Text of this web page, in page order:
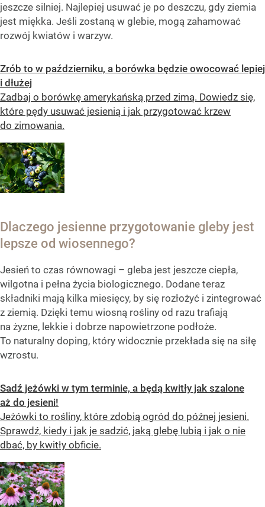
jeszcze silniej. Najlepiej usuwać je po deszczu, gdy ziemia
jest miękka. Jeśli zostaną w glebie, mogą zahamować
rozwój kwiatów i warzyw.
Zrób to w październiku, a borówka będzie owocować lepiej
i dłużej
Zadbaj o borówkę amerykańską przed zimą. Dowiedz się,
które pędy usuwać jesienią i jak przygotować krzew
do zimowania.
Dlaczego jesienne przygotowanie gleby jest
lepsze od wiosennego?
Jesień to czas równowagi – gleba jest jeszcze ciepła,
wilgotna i pełna życia biologicznego. Dodane teraz
składniki mają kilka miesięcy, by się rozłożyć i zintegrować
z ziemią. Dzięki temu wiosną rośliny od razu trafiają
na żyzne, lekkie i dobrze napowietrzone podłoże.
To naturalny doping, który widocznie przekłada się na siłę
wzrostu.
Sadź jeżówki w tym terminie, a będą kwitły jak szalone
aż do jesieni!
Jeżówki to rośliny, które zdobią ogród do późnej jesieni.
Sprawdź, kiedy i jak je sadzić, jaką glebę lubią i jak o nie
dbać, by kwitły obficie.